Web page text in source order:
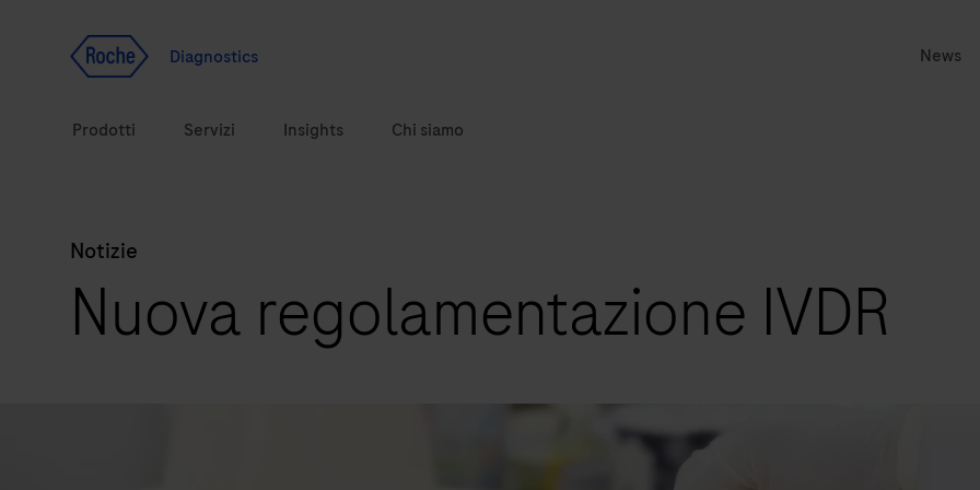
Diagnostics News
Prodotti
Soluzioni diagnostiche
Argomenti correlati alla salute
Servizi Insights Chi siamo
Notizie
Nuova regolamentazione IVDR